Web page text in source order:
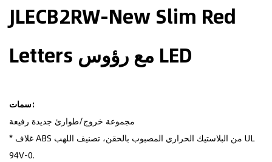
JLECB2RW-New Slim Red
Letters مع رؤوس LED
سمات:
مجموعة خروج/طوارئ جديدة رفيعة
* غلاف ABS من البلاستيك الحراري المصبوب بالحقن، تصنيف اللهب UL
94V-0.